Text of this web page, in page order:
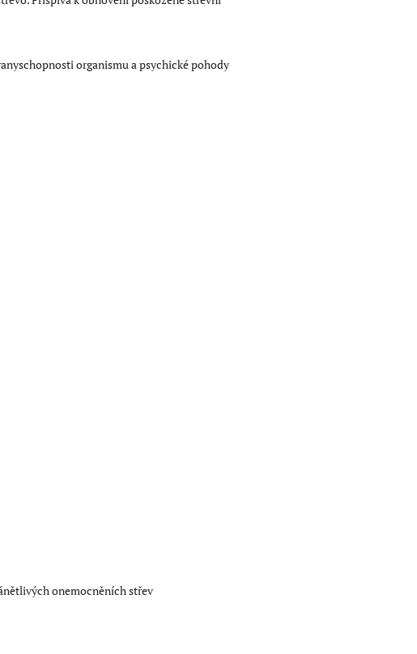
organismu a psychické pohody
onemocněních střev